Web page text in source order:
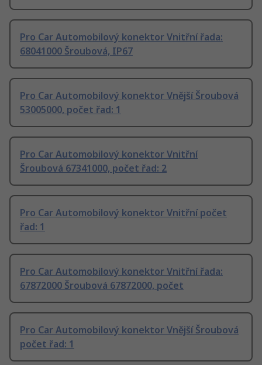
Pro Car Automobilový konektor Vnitřní řada:
68041000 Šroubová, IP67
Pro Car Automobilový konektor Vnější Šroubová
53005000, počet řad: 1
Pro Car Automobilový konektor Vnitřní
Šroubová 67341000, počet řad: 2
Pro Car Automobilový konektor Vnitřní počet
řad: 1
Pro Car Automobilový konektor Vnitřní řada:
67872000 Šroubová 67872000, počet
Pro Car Automobilový konektor Vnější Šroubová
počet řad: 1